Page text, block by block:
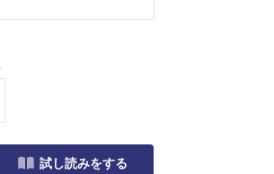
試し読みをする